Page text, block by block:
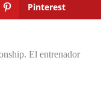
Pinterest
El entrenador